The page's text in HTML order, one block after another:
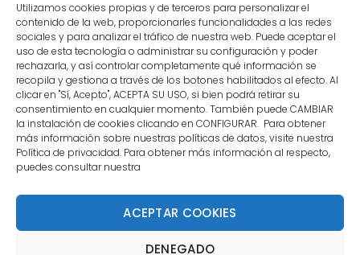
Utilizamos cookies propias y de terceros para personalizar el
contenido de la web, proporcionarles funcionalidades a las redes
sociales y para analizar el tráfico de nuestra web. Puede aceptar el
uso de esta tecnología o administrar su configuración y poder
rechazarla, y así controlar completamente qué información se
recopila y gestiona a través de los botones habilitados al efecto. Al
clicar en "Sí, Acepto", ACEPTA SU USO, si bien podrá retirar su
consentimiento en cualquier momento. También puede CAMBIAR
la instalación de cookies clicando en CONFIGURAR. Para obtener
más información sobre nuestras políticas de datos, visite nuestra
Política de privacidad. Para obtener más información al respecto,
puedes consultar nuestra
ACEPTAR COOKIES
DENEGADO
CONTACTO
MENÚ PRINCIPAL
MI CUENTA
DOCUMENTACIÓN